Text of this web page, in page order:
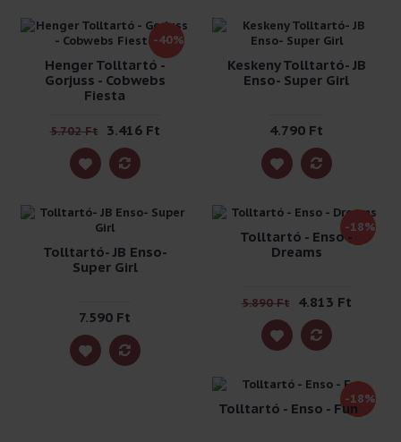
-40%
Henger Tolltartó -
Gorjuss - Cobwebs
Fiesta
5.702 Ft 3.416 Ft
Keskeny Tolltartó- JB
Enso- Super Girl
4.790 Ft
Tolltartó- JB Enso-
Super Girl
7.590 Ft
-18%
Tolltartó - Enso -
Dreams
5.890 Ft 4.813 Ft
-18%
Tolltartó - Enso - Fun